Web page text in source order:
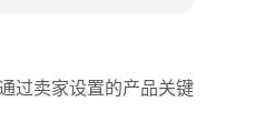
过卖家设置的产品关键